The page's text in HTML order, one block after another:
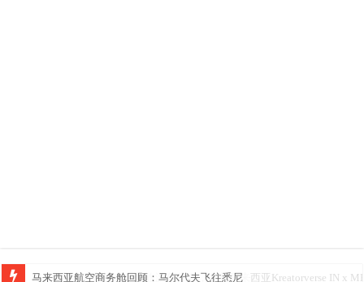
马来西亚航空商务舱回顾：马尔代夫飞往悉尼
Klook客路汇聚超过50位旅游创作者，参与马来西亚Kreatorverse IN x